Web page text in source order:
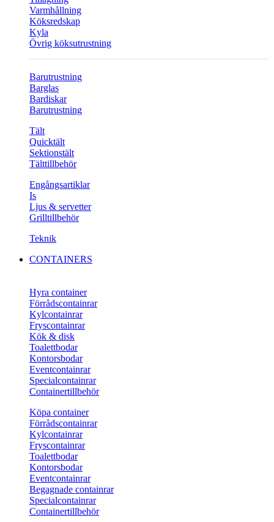
Varmhållning
Köksredskap
Kyla
Övrig köksutrustning
Barutrustning
Barglas
Bardiskar
Barutrustning
Tält
Quicktält
Sektionstält
Tälttillbehör
Engångsartiklar
Is
Ljus & servetter
Grilltillbehör
Teknik
CONTAINERS
Hyra container
Förrådscontainrar
Kylcontainrar
Fryscontainrar
Kök & disk
Toalettbodar
Kontorsbodar
Eventcontainrar
Specialcontainrar
Containertillbehör
Köpa container
Förrådscontainrar
Kylcontainrar
Fryscontainrar
Toalettbodar
Kontorsbodar
Eventcontainrar
Begagnade containrar
Specialcontainrar
Containertillbehör